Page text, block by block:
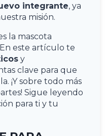
integrante, ya
misión.
la mascota
este artículo te
y
clave para que
¡Y sobre todo más
Sigue leyendo
para ti y tu